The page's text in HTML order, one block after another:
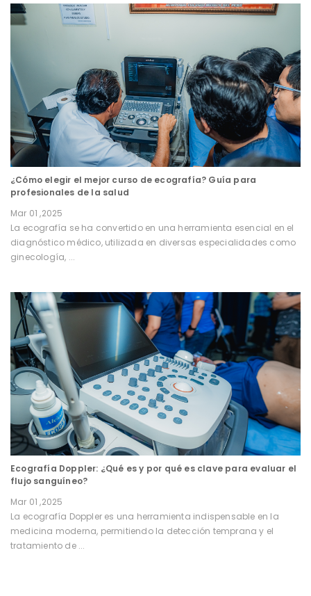
¿Cómo elegir el mejor curso de ecografía? Guía para
profesionales de la salud
Mar 01 ,2025
La ecografía se ha convertido en una herramienta esencial en el
diagnóstico médico, utilizada en diversas especialidades como
ginecología, ...
Ecografía Doppler: ¿Qué es y por qué es clave para evaluar el
flujo sanguíneo?
Mar 01 ,2025
La ecografía Doppler es una herramienta indispensable en la
medicina moderna, permitiendo la detección temprana y el
tratamiento de ...